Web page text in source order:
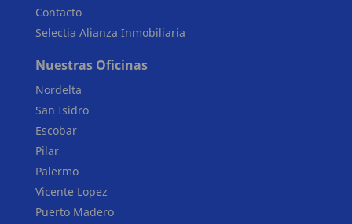
Contacto
Selectia Alianza Inmobiliaria
Nuestras Oficinas
Nordelta
San Isidro
Escobar
Pilar
Palermo
Vicente Lopez
Puerto Madero